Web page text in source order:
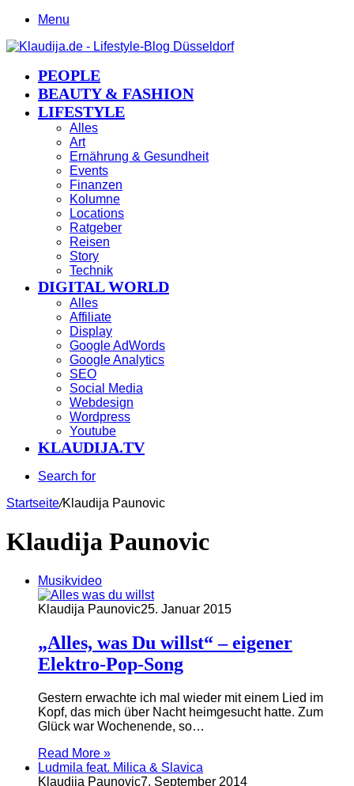
Menu
PEOPLE
BEAUTY & FASHION
LIFESTYLE
Alles
Art
Ernährung & Gesundheit
Events
Finanzen
Kolumne
Locations
Ratgeber
Reisen
Story
Technik
DIGITAL WORLD
Alles
Affiliate
Display
Google AdWords
Google Analytics
SEO
Social Media
Webdesign
Wordpress
Youtube
KLAUDIJA.TV
Search for
Startseite/Klaudija Paunovic
Klaudija Paunovic
Musikvideo
Klaudija Paunovic25. Januar 2015
„Alles, was Du willst“ – eigener
Elektro-Pop-Song
Gestern erwachte ich mal wieder mit einem Lied im
Kopf, das mich über Nacht heimgesucht hatte. Zum
Glück war Wochenende, so…
Read More »
Ludmila feat. Milica & Slavica
Klaudija Paunovic7. September 2014